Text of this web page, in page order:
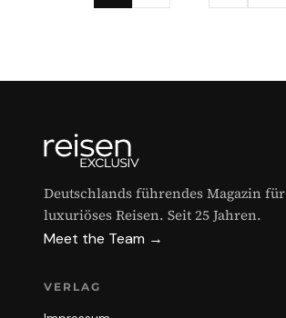
Deutschlands führendes Magazin für
luxuriöses Reisen. Seit 25 Jahren.
Meet the Team →
VERLAG